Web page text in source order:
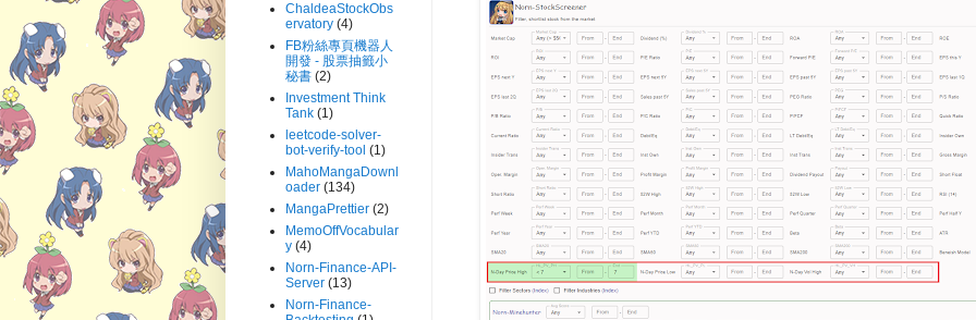
ChaldeaStockObs
ervatory (4)
FB粉絲專頁機器人
開發 - 股票抽籤小
秘書 (2)
Investment Think
Tank (1)
leetcode-solver-
bot-verify-tool (1)
MahoMangaDownl
oader (134)
MangaPrettier (2)
MemoOffVocabular
y (4)
Norn-Finance-API-
Server (13)
Norn-Finance-